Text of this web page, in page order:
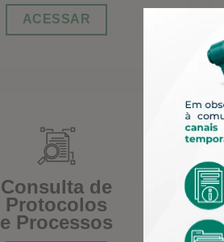
ACESSAR
Consulta de
Protocolos
e Processos